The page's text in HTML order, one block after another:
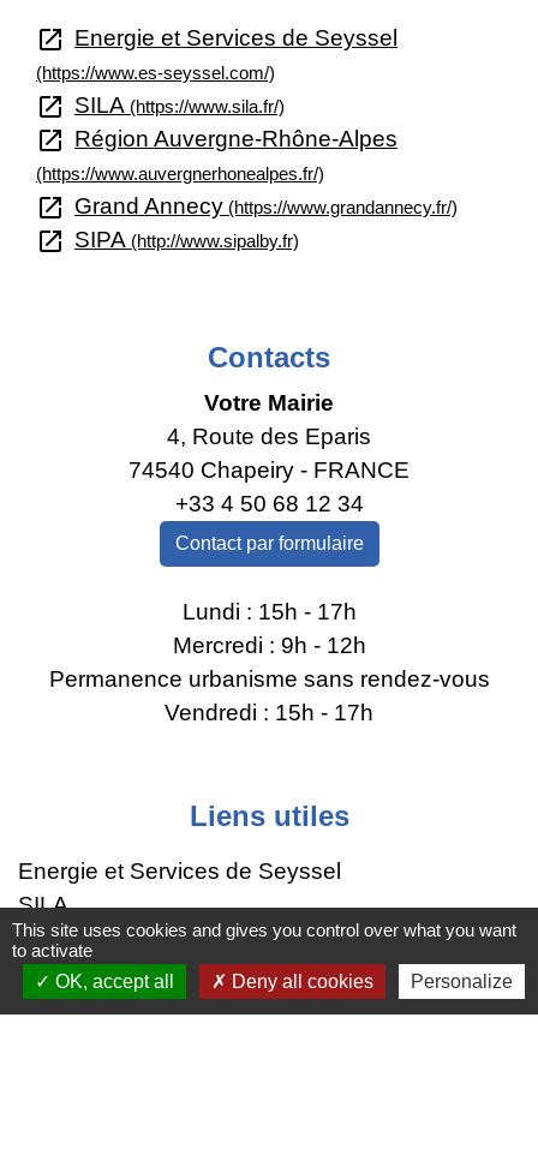
open_in_new Energie et Services de Seyssel
(https://www.es-seyssel.com/)
open_in_new SILA (https://www.sila.fr/)
open_in_new Région Auvergne-Rhône-Alpes
(https://www.auvergnerhonealpes.fr/)
open_in_new Grand Annecy (https://www.grandannecy.fr/)
open_in_new SIPA (http://www.sipalby.fr)
Contacts
Votre Mairie
4, Route des Eparis
74540 Chapeiry - FRANCE
+33 4 50 68 12 34
Contact par formulaire
Lundi : 15h - 17h
Mercredi : 9h - 12h
Permanence urbanisme sans rendez-vous
Vendredi : 15h - 17h
Liens utiles
Energie et Services de Seyssel
SILA
Région Auvergne-Rhône-Alpes
Grand Annecy
SIPA
This site uses cookies and gives you control over what you want
to activate
OK, accept all
Deny all cookies Personalize